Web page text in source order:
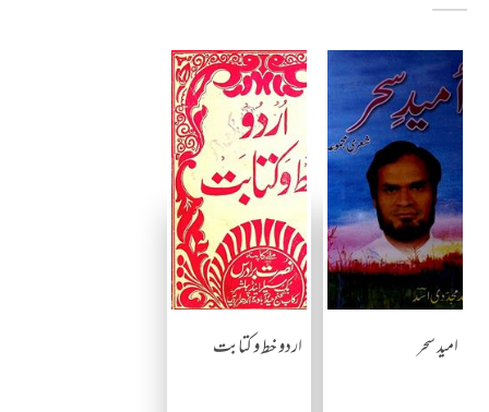
امید سحر اردو خط و کتابت